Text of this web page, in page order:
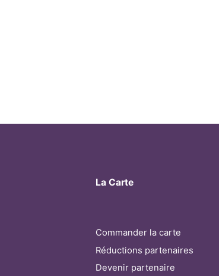
La Carte
Commander la carte
Réductions partenaires
Devenir partenaire